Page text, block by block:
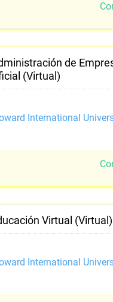
de
(Virtual)
International
Virtual (Virtual)
International